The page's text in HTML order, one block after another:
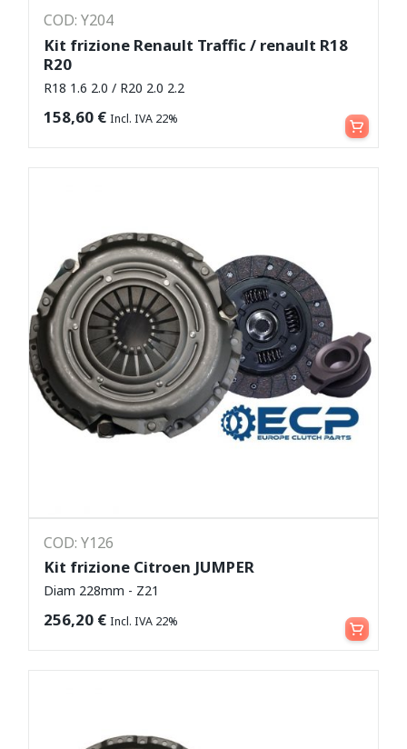
COD: Y204
Kit frizione Renault Traffic / renault R18
R20
R18 1.6 2.0 / R20 2.0 2.2
158,60 € Incl. IVA 22% Aggiungi al carrello
COD: Y126
Kit frizione Citroen JUMPER
Diam 228mm - Z21
256,20 € Incl. IVA 22% Aggiungi al carrello